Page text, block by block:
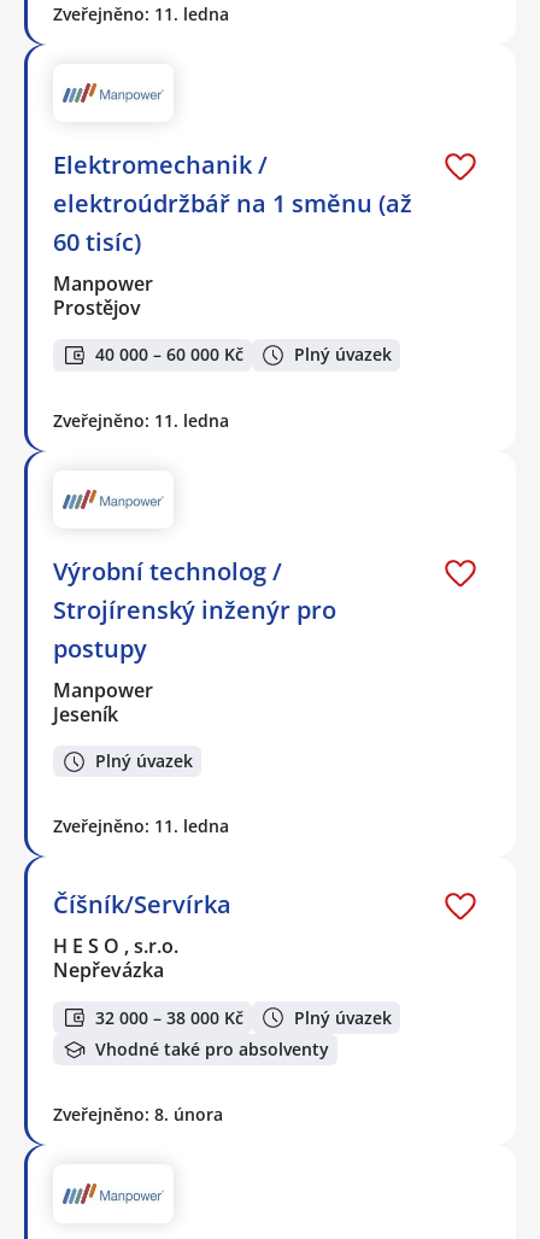
Zveřejněno: 11. ledna
Elektromechanik /
elektroúdržbář na 1 směnu (až
60 tisíc)
Manpower
Prostějov
40 000 – 60 000 Kč Plný úvazek
Zveřejněno: 11. ledna
Výrobní technolog /
Strojírenský inženýr pro
postupy
Manpower
Jeseník
Plný úvazek
Zveřejněno: 11. ledna
Číšník/Servírka
H E S O , s.r.o.
Nepřevázka
32 000 – 38 000 Kč
Plný úvazek
Vhodné také pro absolventy
Zveřejněno: 8. února